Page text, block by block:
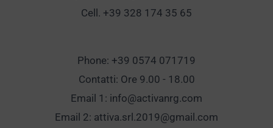
Cell. +39 328 174 35 65
Phone: +39 0574 071719
Contatti: Ore 9.00 - 18.00
Email 1: info@activanrg.com
Email 2: attiva.srl.2019@gmail.com